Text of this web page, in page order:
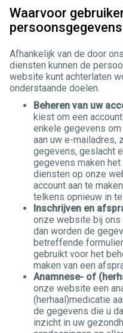
Waarvoor
Afhankelijk van de door
diensten kunnen de
website kunt achterlaten
onderstaande doelen.
Beheren van uw
kiest om een
enkele gegevens
aan uw e-mailadres,
gegevens, geslacht
gegevens maken
diensten op onze
account aan te
telkens opnieuw in
Inschrijven en
onze website bij ons
dan worden de
betreffende
gebruikt voor het
maken van een
Anamnese- of
onze website een
(herhaal)medicatie
de gegevens die u
inzicht in uw